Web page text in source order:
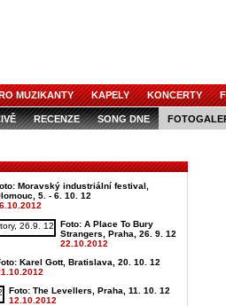
MUZIKANTY KAPELY KONCERTY
RECENZE SONG DNE
Moravský industriální festival,
5. - 6. 10. 12
Foto: A Place To Bury
Strangers, Praha, 26. 9. 12
22.10.2012
Karel Gott, Bratislava, 20. 10. 12
Foto: The Levellers, Praha, 11. 10. 12
12.10.2012